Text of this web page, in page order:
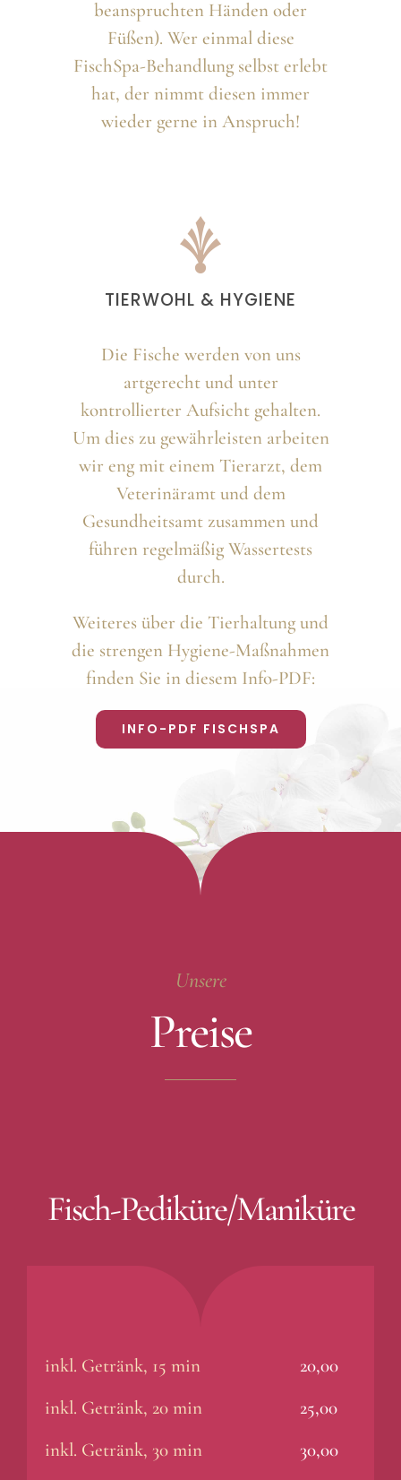
beanspruchten Händen oder
Füßen). Wer einmal diese
FischSpa-Behandlung selbst erlebt
hat, der nimmt diesen immer
wieder gerne in Anspruch!
TIERWOHL & HYGIENE
Die Fische werden von uns
artgerecht und unter
kontrollierter Aufsicht gehalten.
Um dies zu gewährleisten arbeiten
wir eng mit einem Tierarzt, dem
Veterinäramt und dem
Gesundheitsamt zusammen und
führen regelmäßig Wassertests
durch.
Weiteres über die Tierhaltung und
die strengen Hygiene-Maßnahmen
finden Sie in diesem Info-PDF:
INFO-PDF FISCHSPA
Unsere
Preise
Fisch-Pediküre/Maniküre
inkl. Getränk, 15 min
20,00
inkl. Getränk, 20 min
25,00
inkl. Getränk, 30 min
30,00